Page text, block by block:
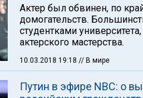
Актер был обвинен, по
домогательств.
студентками
актерского мастерства.
10.03.2018 19:18 // В мире
Путин в эфире NBC: о